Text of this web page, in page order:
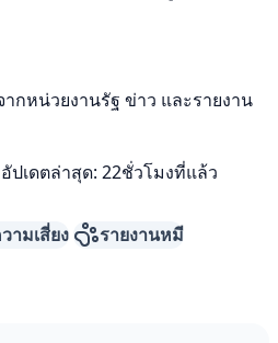
หน่วยงานรัฐ ข่าว และรายงาน
อัปเดตล่าสุด: 22ชั่วโมงที่แล้ว
ามเสี่ยง รายงานหมี